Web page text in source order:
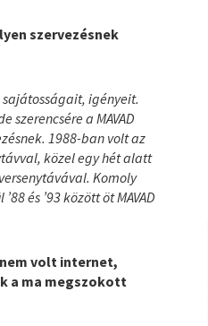
szervezésnek
igényeit.
a MAVAD
1988-ban volt az
közel egy hét alatt
Komoly
és ’93 között öt MAVAD
volt internet,
a ma megszokott